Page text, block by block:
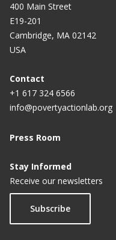
400 Main Street
E19-201
Cambridge, MA 02142
USA
Contact
+1 617 324 6566
info@povertyactionlab.org
Press Room
Stay Informed
Receive our newsletters
Subscribe